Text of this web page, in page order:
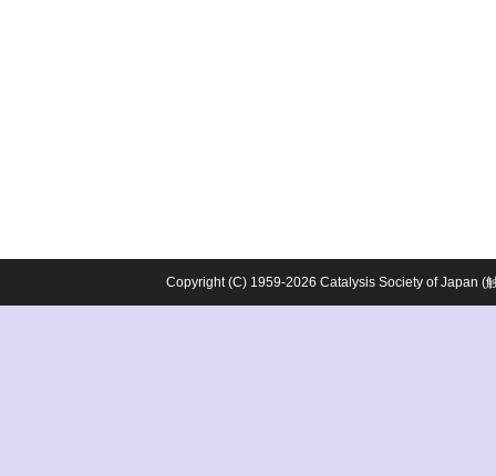
Copyright (C) 1959-2026 Catalysis Society of Japan (